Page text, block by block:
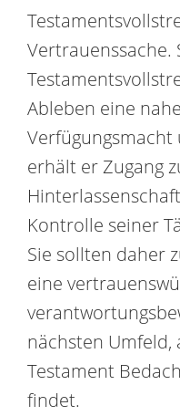
Ableben eine
Verfügungsmacht
erhält er Zugang
Kontrolle seiner
Sie sollten daher
eine
nächsten
Testament
findet.